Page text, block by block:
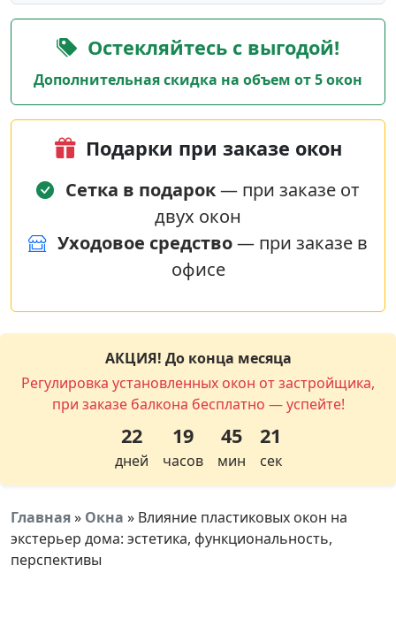
Остекляйтесь с выгодой!
Дополнительная скидка на объем от 5 окон
Подарки при заказе окон
Сетка в подарок— при заказе от
двух окон
Уходовое средство— при заказе в
офисе
АКЦИЯ! До конца месяца
Регулировка установленных окон от застройщика,
при заказе балкона бесплатно — успейте!
22
дней
19
часов
45
мин
21
сек
Главная» Окна » Влияние пластиковых окон на
экстерьер дома: эстетика, функциональность,
перспективы